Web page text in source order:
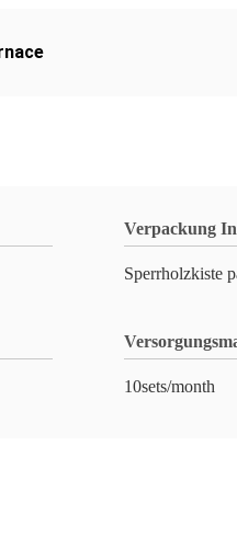
Verpackung
Sperrholzkiste
10sets/month